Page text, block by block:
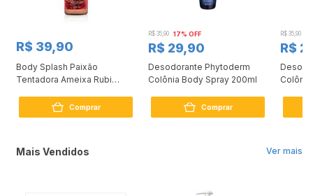
R$ 39,90
Body Splash Paixão
Tentadora Ameixa Rubi
Comprar
R$ 35,90 17% OFF
R$ 29,90
Desodorante Phytoderm
Colônia Body Spray 200ml
Comprar
R$ 35,90
R$
Ver mais
Mais Vendidos